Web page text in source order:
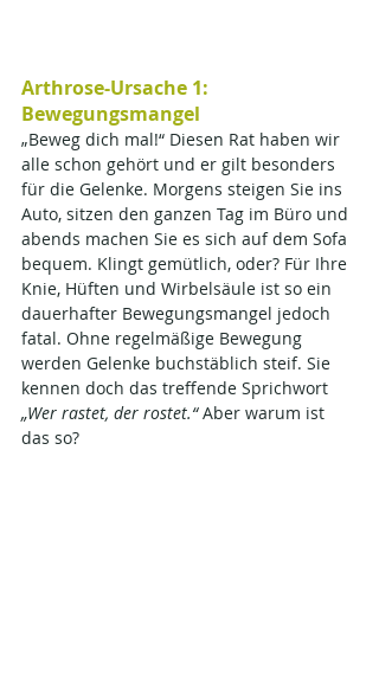
Arthrose-Ursache 1:
Bewegungsmangel
„Beweg dich mal!“ Diesen Rat haben wir
alle schon gehört und er gilt besonders
für die Gelenke. Morgens steigen Sie ins
Auto, sitzen den ganzen Tag im Büro und
abends machen Sie es sich auf dem Sofa
bequem. Klingt gemütlich, oder? Für Ihre
Knie, Hüften und Wirbelsäule ist so ein
dauerhafter Bewegungsmangel jedoch
fatal. Ohne regelmäßige Bewegung
werden Gelenke buchstäblich steif. Sie
kennen doch das treffende Sprichwort
„Wer rastet, der rostet.“ Aber warum ist
das so?